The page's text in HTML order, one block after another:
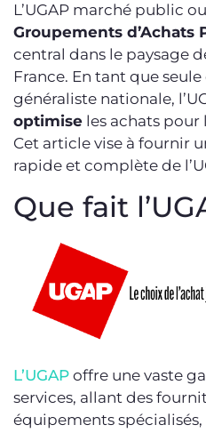
L’UGAP marché public ou
Groupements d’Achats
central dans le paysage
France. En tant que
généraliste nationale,
optimise les achats pour
Cet article vise à fournir
rapide et complète de
Que fait
L’UGAP offre une vaste
services, allant des
équipements spécialisés,